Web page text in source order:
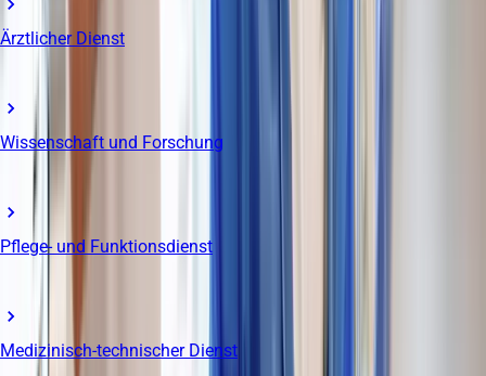
Ärztlicher Dienst
Wissenschaft und Forschung
Pflege- und Funktionsdienst
Medizinisch-technischer Dienst